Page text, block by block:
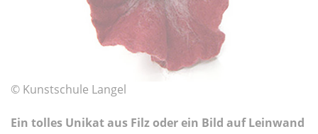
© Kunstschule Langel
Ein tolles Unikat aus Filz oder ein Bild auf Leinwand